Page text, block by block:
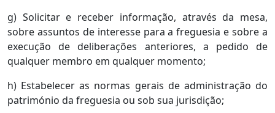
g) Solicitar e receber informação, através da mesa,
sobre assuntos de interesse para a freguesia e sobre a
execução de deliberações anteriores, a pedido de
qualquer membro em qualquer momento;
h) Estabelecer as normas gerais de administração do
património da freguesia ou sob sua jurisdição;